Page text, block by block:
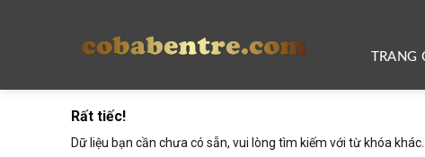
TRANG
Rất tiếc!
Dữ liệu bạn cần chưa có sẵn, vui lòng tìm kiếm với từ khóa khác.